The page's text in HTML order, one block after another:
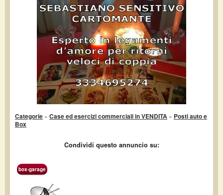
Categorie » Case ed esercizi commerciali in VENDITA » Posti auto e
Box
Condividi questo annuncio su:
box-garage